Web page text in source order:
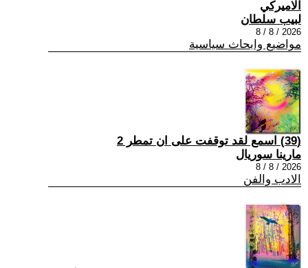
الاميركي
لبيب سلطان
2026 / 8 / 8
مواضيع وابحاث سياسية
(39) اسمع لقد توقفت على ان تمطر 2
مارينا سوريال
2026 / 8 / 8
الادب والفن